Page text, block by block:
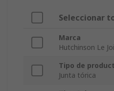
Seleccionar
Marca
Hutchinson Le
Tipo de
Junta tórica